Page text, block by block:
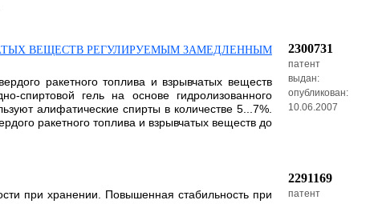
ВЕЩЕСТВ РЕГУЛИРУЕМЫМ ЗАМЕДЛЕННЫМ
ракетного топлива и взрывчатых веществ
спиртовой гель на основе гидролизованного
алифатические спирты в количестве 5...7%.
ракетного топлива и взрывчатых веществ до
2300731
патент
выдан:
опубликован:
10.06.2007
при хранении. Повышенная стабильность при
2291169
патент